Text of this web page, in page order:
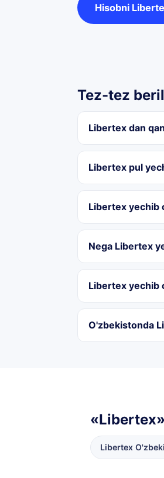
Hisobni
Tez-tez
Libertex dan
Libertex pul
Libertex yechib
Nega Libertex
Libertex yechib
O'zbekistonda
Libertex